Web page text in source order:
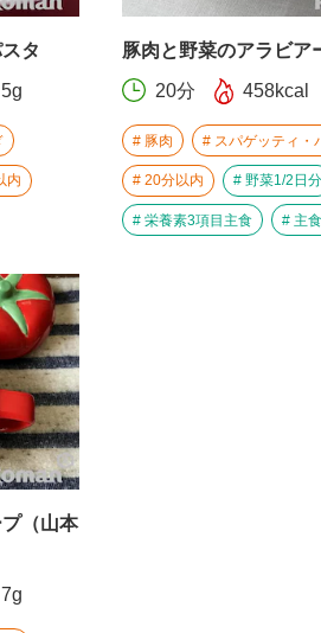
タ
内
豚肉と野菜のアラビア
20分 458kcal
豚肉 スパゲッティ・
20分以内 野菜1/2日分
栄養素3項目主食 主
（山本